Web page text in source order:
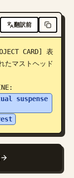
翻訳前
CARD] 表
たマストヘッド
suspense